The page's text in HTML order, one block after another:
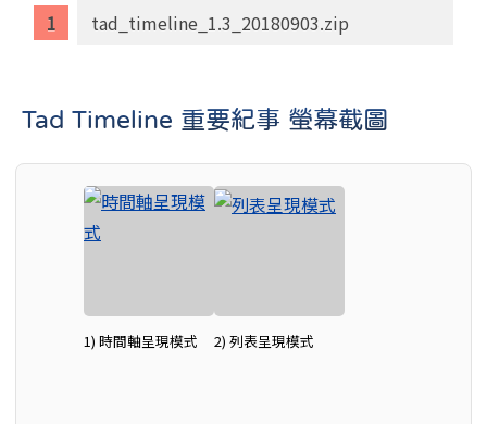
tad_timeline_1.3_20180903.zip
Tad Timeline 重要紀事 螢幕截圖
1) 時間軸呈現模式 2) 列表呈現模式